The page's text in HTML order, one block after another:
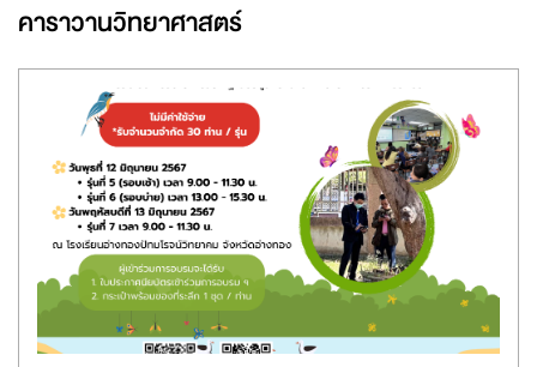
คาราวานวิทยาศาสตร์